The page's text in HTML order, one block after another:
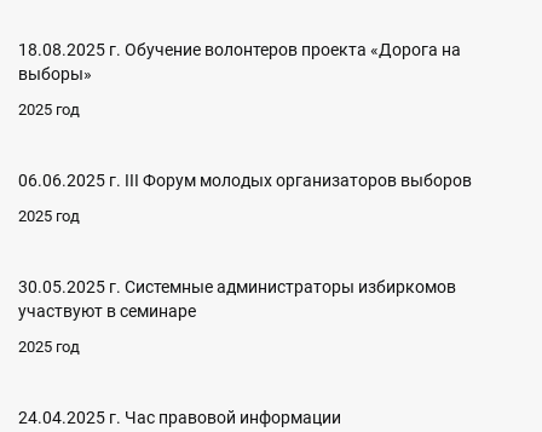
18.08.2025 г. Обучение волонтеров проекта «Дорога на
выборы»
2025 год
06.06.2025 г. III Форум молодых организаторов выборов
2025 год
30.05.2025 г. Системные администраторы избиркомов
участвуют в семинаре
2025 год
24.04.2025 г. Час правовой информации